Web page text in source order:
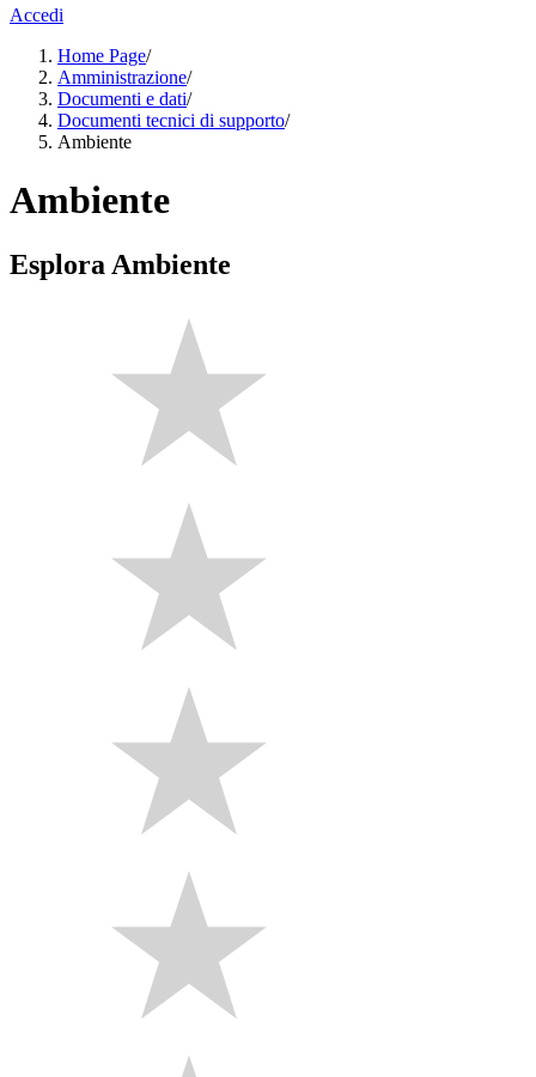
Accedi
Home Page/
Amministrazione/
Documenti e dati/
Documenti tecnici di supporto/
Ambiente
Ambiente
Esplora Ambiente